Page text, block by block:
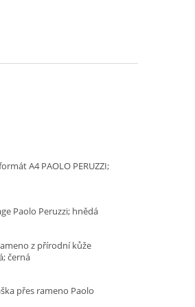
A4 PAOLO PERUZZI;
Paolo Peruzzi; hnědá
z přírodní kůže
černá
přes rameno Paolo